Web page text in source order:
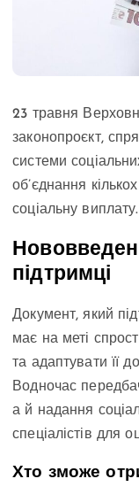
23 травня
законопроєкт,
системи
об’єднання
соціальну виплату.
підтримці
Документ, який
має на меті
та адаптувати її
Водночас
а й надання
спеціалістів для
Хто зможе